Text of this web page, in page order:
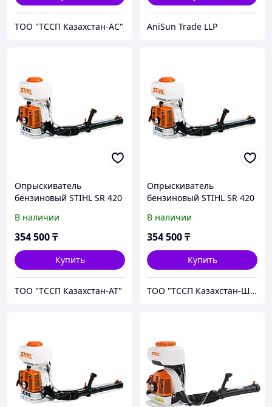
ТОО "ТССП Казахстан-АС" AniSun Trade LLP
Опрыскиватель
бензиновый STIHL SR 420
В наличии
354 500₸
Купить
ТОО "ТССП Казахстан-АТ"
Опрыскиватель
бензиновый STIHL SR 420
В наличии
354 500₸
Купить
ТОО "ТССП Казахстан-ШМ"